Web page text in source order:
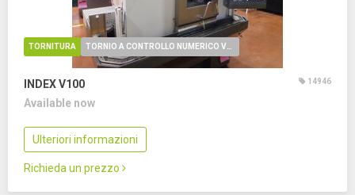
TORNITURA
INDEX V100 14946
Available now
Ulteriori informazioni
Richieda un prezzo